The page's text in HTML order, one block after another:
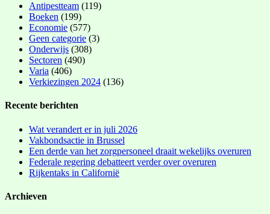
Antipestteam (119)
Boeken (199)
Economie (577)
Geen categorie (3)
Onderwijs (308)
Sectoren (490)
Varia (406)
Verkiezingen 2024 (136)
Recente berichten
Wat verandert er in juli 2026
Vakbondsactie in Brussel
Een derde van het zorgpersoneel draait wekelijks overuren
Federale regering debatteert verder over overuren
Rijkentaks in Californië
Archieven